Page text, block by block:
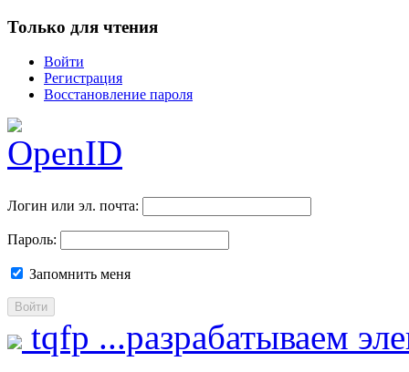
Только для чтения
Войти
Регистрация
Восстановление пароля
Логин или эл. почта:
Пароль:
Запомнить меня
Войти
tqfp ...разрабатываем